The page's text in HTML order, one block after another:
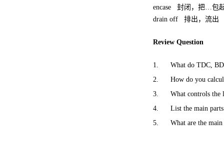
encase 封闭，把…包
drain off 排出，流出
Review Question
1. What do TDC, BDC,
2. How do you
3. What controls the
4. List the main parts
5. What are the main